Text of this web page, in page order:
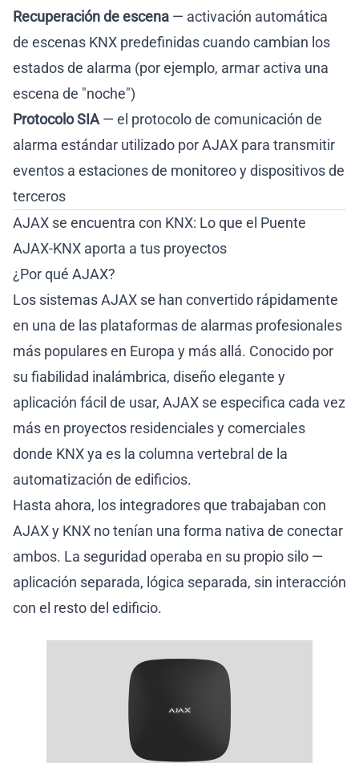
Recuperación de escena — activación automática
de escenas KNX predefinidas cuando cambian los
estados de alarma (por ejemplo, armar activa una
escena de "noche")
Protocolo SIA — el protocolo de comunicación de
alarma estándar utilizado por AJAX para transmitir
eventos a estaciones de monitoreo y dispositivos de
terceros
AJAX se encuentra con KNX: Lo que el Puente
AJAX-KNX aporta a tus proyectos
¿Por qué AJAX?
Los sistemas AJAX se han convertido rápidamente
en una de las plataformas de alarmas profesionales
más populares en Europa y más allá. Conocido por
su fiabilidad inalámbrica, diseño elegante y
aplicación fácil de usar, AJAX se especifica cada vez
más en proyectos residenciales y comerciales
donde KNX ya es la columna vertebral de la
automatización de edificios.
Hasta ahora, los integradores que trabajaban con
AJAX y KNX no tenían una forma nativa de conectar
ambos. La seguridad operaba en su propio silo —
aplicación separada, lógica separada, sin interacción
con el resto del edificio.